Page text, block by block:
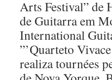
Arts Festival” de
de Guitarra em
International
”’Quarteto
realiza tournées